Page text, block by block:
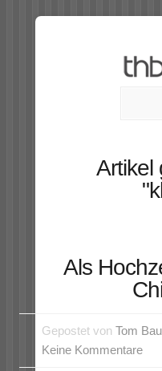
Artikel
Als
Gepostet von Tom
Keine Kommentare